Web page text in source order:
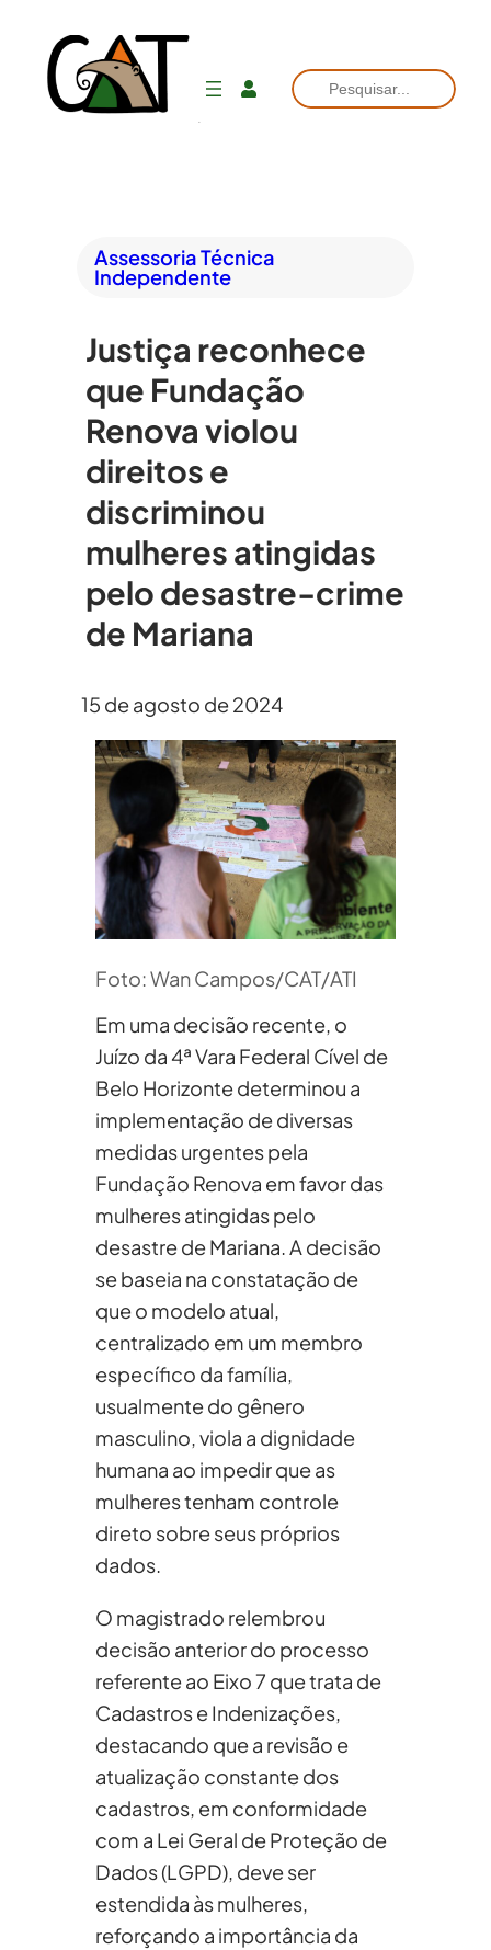
Pesquisar
Assessoria Técnica
Independente
Justiça reconhece
que Fundação
Renova violou
direitos e
discriminou
mulheres atingidas
pelo desastre-crime
de Mariana
15 de agosto de 2024
Foto: Wan Campos/CAT/ATI
Em uma decisão recente, o
Juízo da 4ª Vara Federal Cível de
Belo Horizonte determinou a
implementação de diversas
medidas urgentes pela
Fundação Renova em favor das
mulheres atingidas pelo
desastre de Mariana. A decisão
se baseia na constatação de
que o modelo atual,
centralizado em um membro
específico da família,
usualmente do gênero
masculino, viola a dignidade
humana ao impedir que as
mulheres tenham controle
direto sobre seus próprios
dados.
O magistrado relembrou
decisão anterior do processo
referente ao Eixo 7 que trata de
Cadastros e Indenizações,
destacando que a revisão e
atualização constante dos
cadastros, em conformidade
com a Lei Geral de Proteção de
Dados (LGPD), deve ser
estendida às mulheres,
reforçando a importância da